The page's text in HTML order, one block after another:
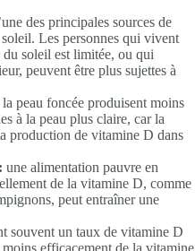
des principales sources de
Les personnes qui vivent
soleil est limitée, ou qui
peuvent être plus sujettes à
la peau foncée produisent moins
à la peau plus claire, car la
production de vitamine D dans
une alimentation pauvre en
de la vitamine D, comme
peut entraîner une
souvent un taux de vitamine D
efficacement de la vitamine